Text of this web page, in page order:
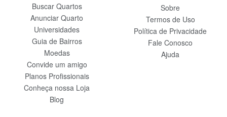
Buscar Quartos
Anunciar Quarto
Universidades
Guia de Bairros
Moedas
Convide um amigo
Planos Profissionais
Conheça nossa Loja
Blog
Sobre
Termos de Uso
Política de Privacidade
Fale Conosco
Ajuda